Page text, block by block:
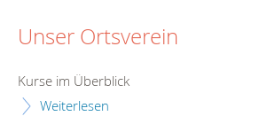
Unser Ortsverein
Kurse im Überblick
Weiterlesen